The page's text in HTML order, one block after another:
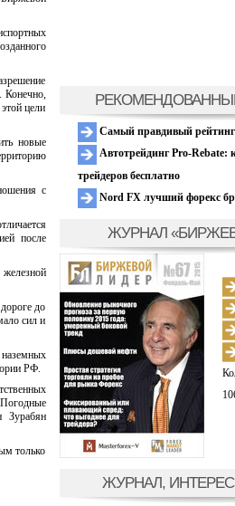
Конечно,
цели
новые
с
после
до
сил и
РФ.
Погодные
Зурабян
только
Самый правдивый рейтинг
Автотрейдинг Pro-Rebate:
трейдеров бесплатно
Nord FX лучший форекс
ЖУРНАЛ
ЖУРНАЛ,